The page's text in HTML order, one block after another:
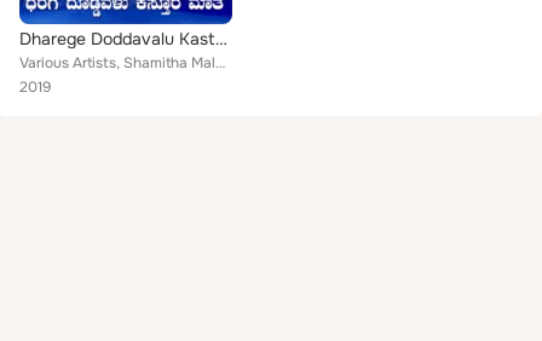
Dharege Doddavalu Kastura Maathe
Various Artists, Shamitha Malnad, Shivukumar Shastri, Ajay Warriar, Hemanth Kumar, L. N. Shastri
2019